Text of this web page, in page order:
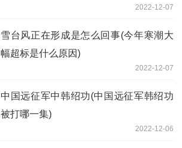
2022-12-07
雪台风正在形成是怎么回事(今年寒潮大
幅超标是什么原因)
2022-12-07
中国远征军中韩绍功(中国远征军韩绍功
被打哪一集)
2022-12-06